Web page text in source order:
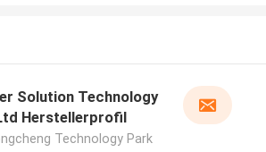
Solution Technology
Herstellerprofil
Technology Park